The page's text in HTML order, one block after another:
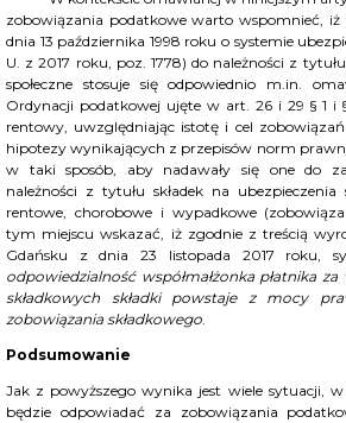
zobowiązania podatkowe warto wspomnieć,
dnia 13 października 1998 roku o systemie
U. z 2017 roku, poz. 1778) do należności z
społeczne stosuje się odpowiednio m.in.
Ordynacji podatkowej ujęte w art. 26 i 29 § 1 i
rentowy, uwzględniając istotę i cel
hipotezy wynikających z przepisów norm
w taki sposób, aby nadawały się one do
należności z tytułu składek na ubezpieczenia
rentowe, chorobowe i wypadkowe
tym miejscu wskazać, iż zgodnie z treścią
Gdańsku z dnia 23 listopada 2017 roku,
odpowiedzialność współmałżonka płatnika
składkowych składki powstaje z mocy
zobowiązania składkowego.
Podsumowanie
Jak z powyższego wynika jest wiele sytuacji,
będzie odpowiadać za zobowiązania